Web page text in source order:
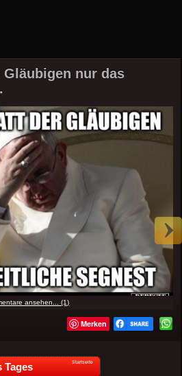
nur das
ansehen... (1)
Merken
Tages Startseite